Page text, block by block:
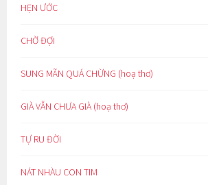
HẸN ƯỚC
CHỜ ĐỢI
SUNG MÃN QUÁ CHỪNG (hoạ thơ)
GIÀ VẪN CHƯA GIÀ (hoạ thơ)
TỰ RU ĐỜI
NÁT NHÀU CON TIM